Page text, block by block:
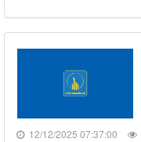
12/12/2025 07:37:00